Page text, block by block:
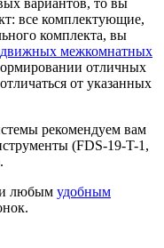
вариантов, то вы
все комплектующие,
комплекта, вы
межкомнатных
отличных
от указанных
рекомендуем вам
(FDS-19-T-1,
любым удобным